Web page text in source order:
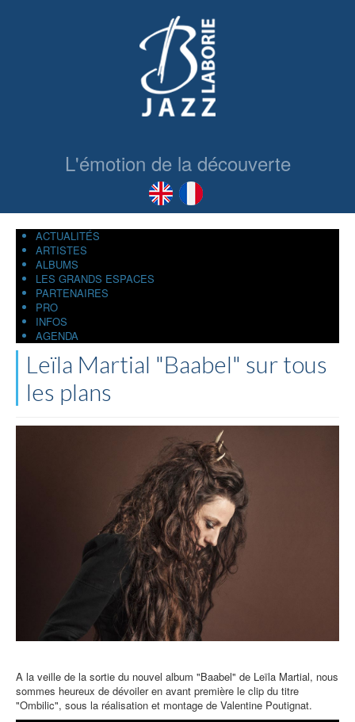
L'émotion de la découverte
ACTUALITÉS
ARTISTES
ALBUMS
LES GRANDS ESPACES
PARTENAIRES
PRO
INFOS
AGENDA
Leïla Martial "Baabel" sur tous
les plans
A la veille de la sortie du nouvel album "Baabel" de Leïla Martial, nous
sommes heureux de dévoiler en avant première le clip du titre
"Ombilic", sous la réalisation et montage de Valentine Poutignat.